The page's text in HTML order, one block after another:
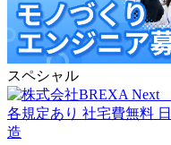
スペシャル